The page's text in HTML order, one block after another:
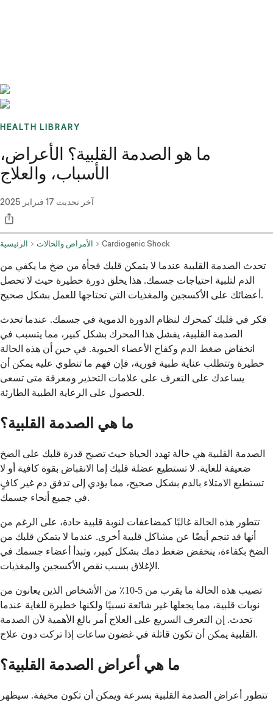
HEALTH LIBRARY
ما هو الصدمة القلبية؟ الأعراض،
الأسباب، والعلاج
آخر تحديث 17 فبراير 2025
الرئيسية الأمراض والحالات Cardiogenic Shock
تحدث الصدمة القلبية عندما لا يتمكن قلبك فجأة من ضخ ما يكفي من
الدم لتلبية احتياجات جسمك. هذا يخلق دورة خطيرة حيث لا تحصل
أعضائك على الأكسجين والمغذيات التي تحتاجها للعمل بشكل صحيح.
فكر في قلبك كمحرك لنظام الدورة الدموية في جسمك. عندما تحدث
الصدمة القلبية، يفشل هذا المحرك بشكل كبير، مما يتسبب في
انخفاض ضغط الدم وكفاح الأعضاء الحيوية. في حين أن هذه الحالة
خطيرة وتتطلب عناية طبية فورية، فإن فهم ما تنطوي عليه يمكن أن
يساعدك على التعرف على علامات التحذير ومعرفة متى تسعى
للحصول على الرعاية الطبية الطارئة.
ما هي الصدمة القلبية؟
الصدمة القلبية هي حالة تهدد الحياة حيث تصبح قدرة قلبك على الضخ
ضعيفة للغاية. لا تستطيع عضلة قلبك إما الانقباض بقوة كافية أو لا
تستطيع الامتلاء بالدم بشكل صحيح، مما يؤدي إلى تدفق دم غير كافٍ
في جميع أنحاء جسمك.
تتطور هذه الحالة غالبًا كمضاعفات لنوبة قلبية حادة، على الرغم من
أنها قد تنجم أيضًا عن مشاكل قلبية أخرى. عندما لا يتمكن قلبك من
الضخ بكفاءة، ينخفض ضغط دمك بشكل كبير، وتبدأ أعضاء جسمك في
الإغلاق بسبب نقص الأكسجين والمغذيات.
تصيب هذه الحالة ما يقرب من 5-10٪ من الأشخاص الذين يعانون من
نوبات قلبية، مما يجعلها غير شائعة نسبيًا ولكنها خطيرة للغاية عندما
تحدث. إن التعرف السريع على العلاج أمر بالغ الأهمية لأن الصدمة
القلبية يمكن أن تكون قاتلة في غضون ساعات إذا تركت دون علاج.
ما هي أعراض الصدمة القلبية؟
تتطور أعراض الصدمة القلبية بسرعة ويمكن أن تكون مخيفة. سيظهر